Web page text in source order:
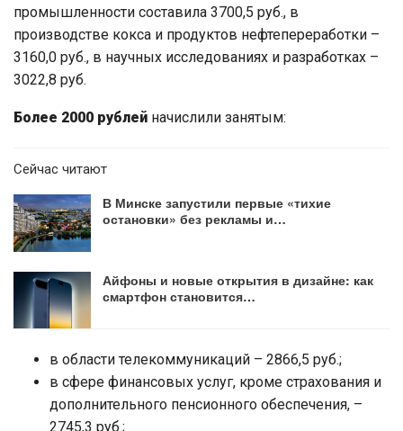
промышленности составила 3700,5 руб., в
производстве кокса и продуктов нефтепереработки –
3160,0 руб., в научных исследованиях и разработках –
3022,8 руб.
Более 2000 рублей начислили занятым:
Сейчас читают
В Минске запустили первые «тихие
остановки» без рекламы и…
Айфоны и новые открытия в дизайне: как
смартфон становится…
в области телекоммуникаций – 2866,5 руб.;
в сфере финансовых услуг, кроме страхования и
дополнительного пенсионного обеспечения, –
2745,3 руб.;